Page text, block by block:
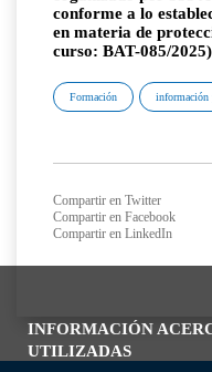
INFORMACIÓN
UTILIZADAS
conforme a lo
en materia de
curso: BAT-085/
Formación información
Compartir en Twitter
Compartir en Facebook
Compartir en LinkedIn